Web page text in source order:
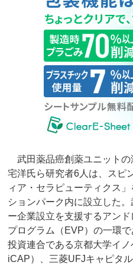
武田薬品癌創薬ユニットの
宅洋氏ら研究者6人は、スピ
ィア・セラピューティクス
ションパーク内に設立した
ー企業設立を支援するアン
プログラム（EVP）の一環
投資連合である京都大学イ
iCAP）、三菱UFJキャピタ